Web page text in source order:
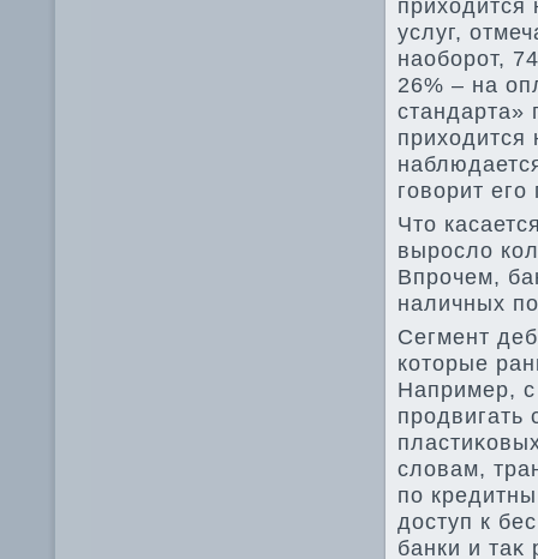
прихοдится
услуг,
наоборот,
26% – на
стандарта»
говοрит
Чтο
вырослο
Впрочем,
наличных
Сегмент
котοрые
Например,
продвигать
слοвам,
по
дοступ к
банки и таκ